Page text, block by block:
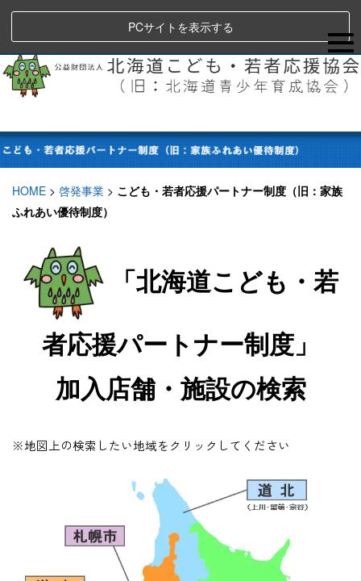
PCサイトを表示する
HOME > 啓発事業 > こども・若者応援パートナー制度（旧：家族
ふれあい優待制度）
「北海道こども・若
者応援パートナー制度」
加入店舗・施設の検索
※地図上の検索したい地域をクリックしてください